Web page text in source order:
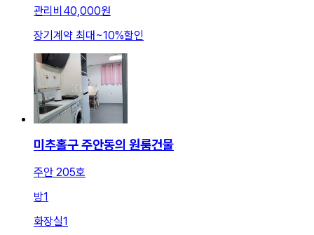
관리비 40,000원
장기계약 최대~10%할인
미추홀구 주안동의 원룸건물
주안 205호
방1
화장실1